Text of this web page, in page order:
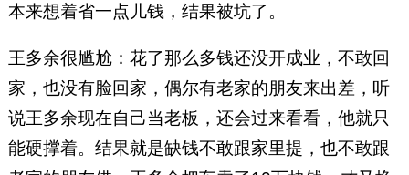
本来想着省一点儿钱，结果被坑了。
王多余很尴尬：花了那么多钱还没开成业，不敢回
家，也没有脸回家，偶尔有老家的朋友来出差，听
说王多余现在自己当老板，还会过来看看，他就只
能硬撑着。结果就是缺钱不敢跟家里提，也不敢跟